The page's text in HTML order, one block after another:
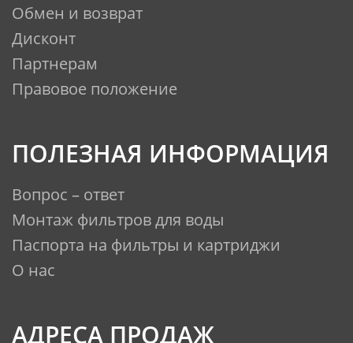
Обмен и возврат
Дисконт
Партнерам
Правовое положение
ПОЛЕЗНАЯ ИНФОРМАЦИЯ
Вопрос – ответ
Монтаж фильтров для воды
Паспорта на фильтры и картриджи
О нас
АДРЕСА ПРОДАЖ